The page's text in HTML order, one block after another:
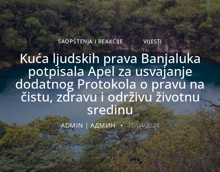
SAOPŠTENJA I REAKCIJE VIJESTI
Kuća ljudskih prava Banjaluka
potpisala Apel za usvajanje
dodatnog Protokola o pravu na
čistu, zdravu i održivu životnu
sredinu
ADMIN | АДМИН 16/04/2024